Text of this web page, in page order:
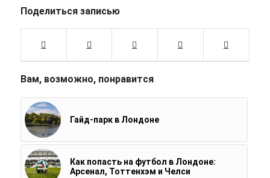
Поделиться записью
Вам, возможно, понравится
Гайд-парк в Лондоне
Как попасть на футбол в Лондоне:
Арсенал, Тоттенхэм и Челси